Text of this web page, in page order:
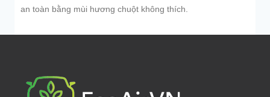
an toàn bằng mùi hương chuột không thích.